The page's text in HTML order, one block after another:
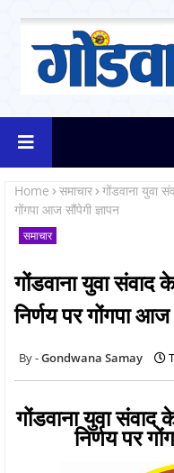
Home समाचार गोंडवाना युवा
गोंगपा आज सौंपेगी ज्ञापन
समाचार
गोंडवाना युवा संवाद
निर्णय पर गोंगपा आज
Gondwana Samay
गोंडवाना युवा संवाद
निर्णय पर